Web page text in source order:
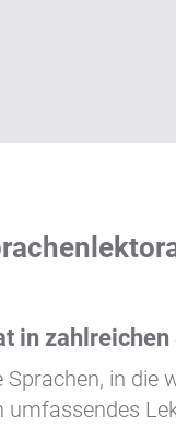
in zahlreichen
Sprachen, in die
umfassendes